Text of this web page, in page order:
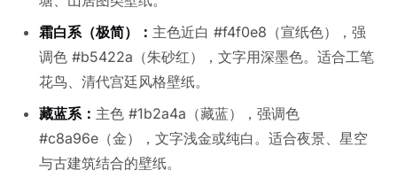
霜白系（极简）： 主色近白 #f4f0e8（宣纸色），强
调色 #b5422a（朱砂红），文字用深墨色。适合工笔
花鸟、清代宫廷风格壁纸。
藏蓝系： 主色 #1b2a4a（藏蓝），强调色
#c8a96e（金），文字浅金或纯白。适合夜景、星空
与古建筑结合的壁纸。